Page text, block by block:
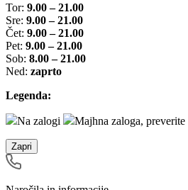
Tor: 9.00 – 21.00
Sre: 9.00 – 21.00
Čet: 9.00 – 21.00
Pet: 9.00 – 21.00
Sob: 8.00 – 21.00
Ned: zaprto
Legenda:
Na zalogi Majhna zaloga,
Zapri